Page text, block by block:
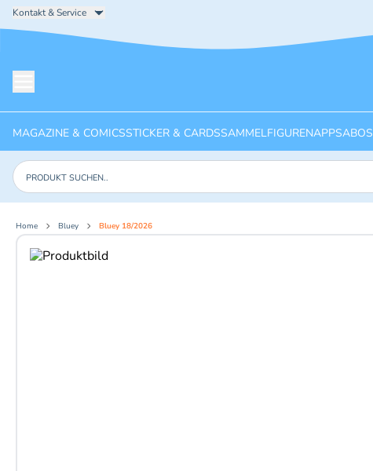
Kontakt & Service
MAGAZINE & COMICSSTICKER & CARDSSAMMELFIGURENAPPSABOS
Produkte suchen
Home Bluey Bluey 18/2026
Aktuelles Bild: 1 von 5